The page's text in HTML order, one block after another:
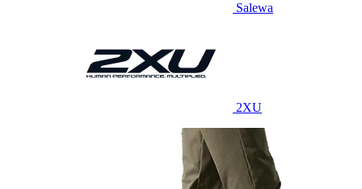
Salewa
2XU